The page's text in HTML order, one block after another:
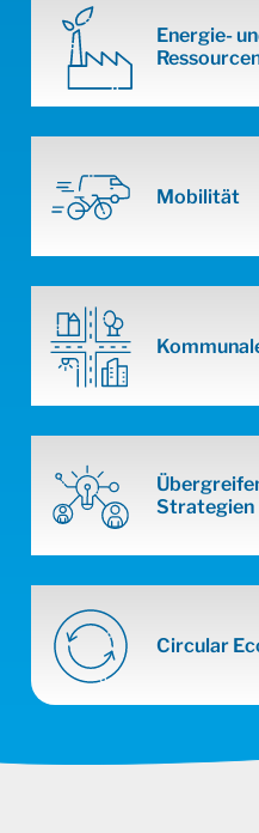
Energie-
Mobilität
Strategien
Circular